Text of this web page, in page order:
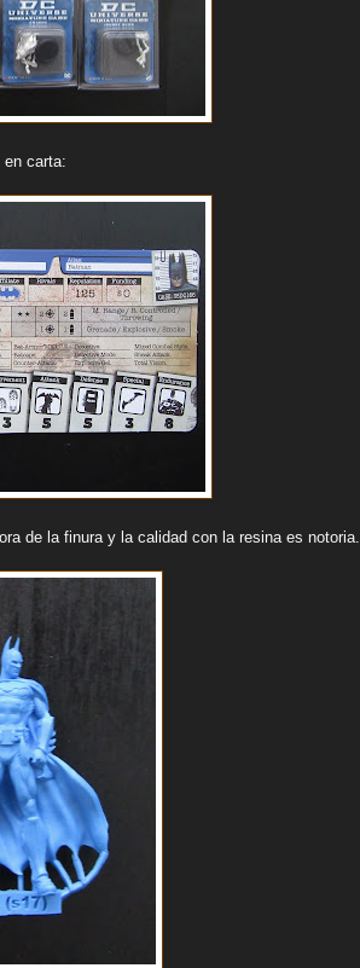
carta:
de la finura y la calidad con la resina es notoria.